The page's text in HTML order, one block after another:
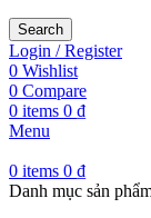
Search
Login / Register
0 Wishlist
0 Compare
0 items 0 ₫
Menu
0 items 0 ₫
Danh mục sản